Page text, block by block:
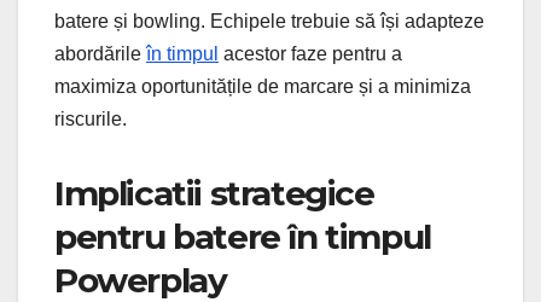
batere și bowling. Echipele trebuie să își adapteze
abordărileîn timpul acestor faze pentru a
maximiza oportunitățile de marcare și a minimiza
riscurile.
Implicatii strategice
pentru batere în timpul
Powerplay